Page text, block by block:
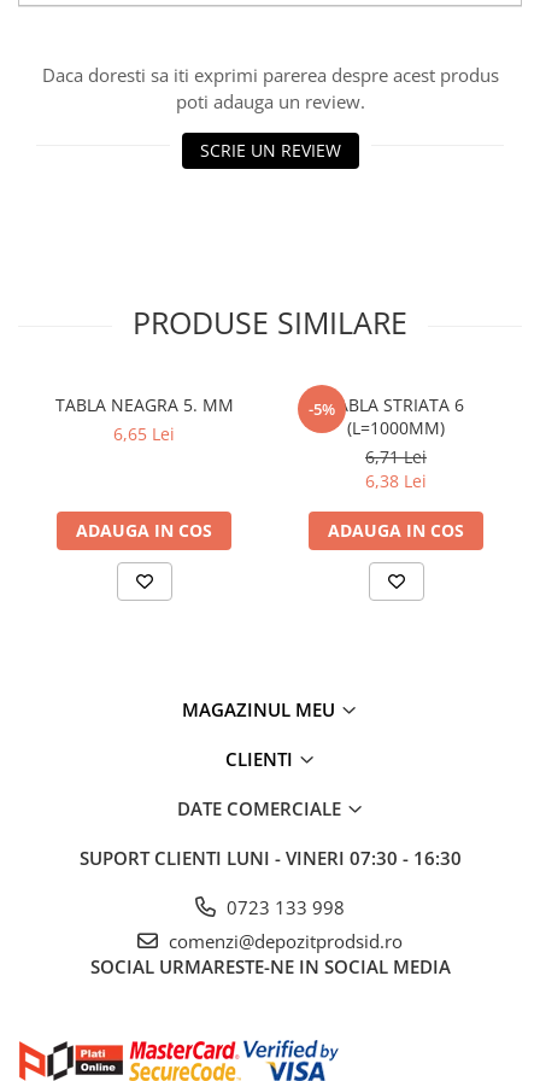
Vată bazaltică
Oțel beton
Panou bordurat zincat
Plasă gard
Plasă împletită
Plasă din fibră de sticlă
Plasă sudată
Policarbonat
Trepte și grătare zincate
Daca doresti sa iti exprimi parerea despre acest produs
poti adauga un review.
SCRIE UN REVIEW
PRODUSE SIMILARE
TABLA NEAGRA 5. MM
6,65 Lei
ADAUGA IN COS
-5%TABLA STRIATA 6
(L=1000MM)
6,71 Lei
6,38 Lei
ADAUGA IN COS
MAGAZINUL MEU
CLIENTI
DATE COMERCIALE
SUPORT CLIENTI LUNI - VINERI 07:30 - 16:30
0723 133 998
comenzi@depozitprodsid.ro
SOCIAL URMARESTE-NE IN SOCIAL MEDIA